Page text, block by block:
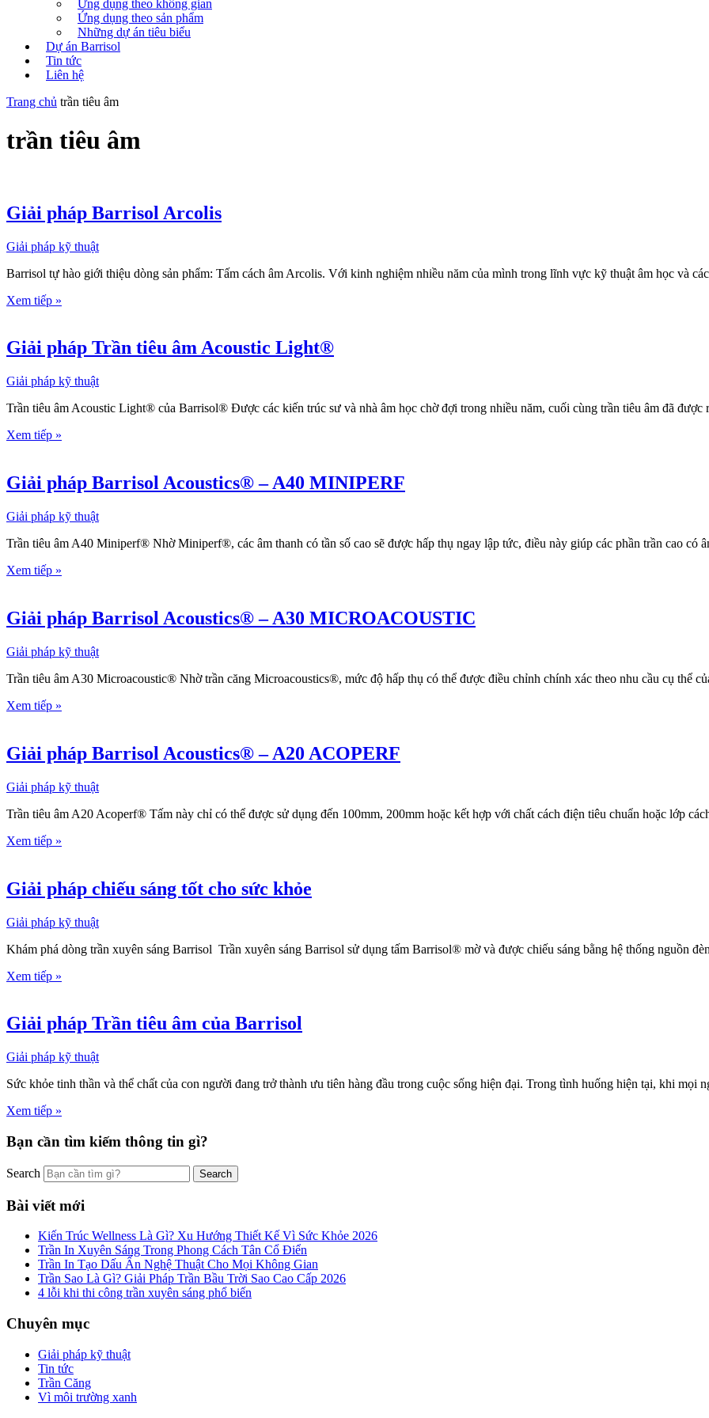
Ứng dụng theo không gian
Ứng dụng theo sản phẩm
Những dự án tiêu biểu
Dự án Barrisol
Tin tức
Liên hệ
Trang chủ trần tiêu âm
trần tiêu âm
Giải pháp Barrisol Arcolis
Giải pháp kỹ thuật
Barrisol tự hào giới thiệu dòng sản phẩm: Tấm cách âm Arcolis. Với kinh nghiệm nhiều năm của mình trong lĩnh vực kỹ thuật âm học và
Xem tiếp »
Giải pháp Trần tiêu âm Acoustic Light®
Giải pháp kỹ thuật
Trần tiêu âm Acoustic Light® của Barrisol® Được các kiến trúc sư và nhà âm học chờ đợi trong nhiều năm, cuối cùng trần tiêu âm đã được
Xem tiếp »
Giải pháp Barrisol Acoustics® – A40 MINIPERF
Giải pháp kỹ thuật
Trần tiêu âm A40 Miniperf® Nhờ Miniperf®, các âm thanh có tần số cao sẽ được hấp thụ ngay lập tức, điều này giúp các phần trần cao có
Xem tiếp »
Giải pháp Barrisol Acoustics® – A30 MICROACOUSTIC
Giải pháp kỹ thuật
Trần tiêu âm A30 Microacoustic® Nhờ trần căng Microacoustics®, mức độ hấp thụ có thể được điều chỉnh chính xác theo nhu cầu cụ thể
Xem tiếp »
Giải pháp Barrisol Acoustics® – A20 ACOPERF
Giải pháp kỹ thuật
Trần tiêu âm A20 Acoperf® Tấm này chỉ có thể được sử dụng đến 100mm, 200mm hoặc kết hợp với chất cách điện tiêu chuẩn hoặc lớp
Xem tiếp »
Giải pháp chiếu sáng tốt cho sức khỏe
Giải pháp kỹ thuật
Khám phá dòng trần xuyên sáng Barrisol Trần xuyên sáng Barrisol sử dụng tấm Barrisol® mờ và được chiếu sáng bằng hệ thống nguồn
Xem tiếp »
Giải pháp Trần tiêu âm của Barrisol
Giải pháp kỹ thuật
Sức khỏe tinh thần và thể chất của con người đang trở thành ưu tiên hàng đầu trong cuộc sống hiện đại. Trong tình huống hiện tại, khi mọi
Xem tiếp »
Bạn cần tìm kiếm thông tin gì?
Search
Bài viết mới
Kiến Trúc Wellness Là Gì? Xu Hướng Thiết Kế Vì Sức Khỏe 2026
Trần In Xuyên Sáng Trong Phong Cách Tân Cổ Điển
Trần In Tạo Dấu Ấn Nghệ Thuật Cho Mọi Không Gian
Trần Sao Là Gì? Giải Pháp Trần Bầu Trời Sao Cao Cấp 2026
4 lỗi khi thi công trần xuyên sáng phổ biến
Chuyên mục
Giải pháp kỹ thuật
Tin tức
Trần Căng
Vì môi trường xanh